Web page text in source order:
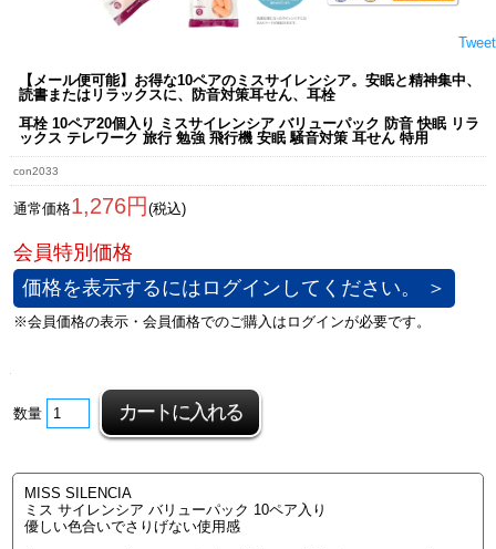
Tweet
【メール便可能】お得な10ペアのミスサイレンシア。安眠と精神集中、
読書またはリラックスに、防音対策耳せん、耳栓
耳栓 10ペア20個入り ミスサイレンシア バリューパック 防音 快眠 リラ
ックス テレワーク 旅行 勉強 飛行機 安眠 騒音対策 耳せん 特用
con2033
通常価格1,276円 (税込)
価格を表示するにはログインしてください。 ＞
数量
MISS SILENCIA
ミス サイレンシア バリューパック 10ペア入り
優しい色合いでさりげない使用感